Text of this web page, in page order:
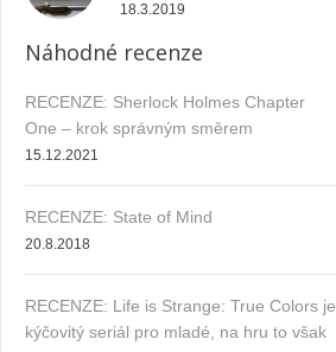
18.3.2019
Náhodné recenze
RECENZE: Sherlock Holmes Chapter
One – krok správným směrem
15.12.2021
RECENZE: State of Mind
20.8.2018
RECENZE: Life is Strange: True Colors je
kýčovitý seriál pro mladé, na hru to však